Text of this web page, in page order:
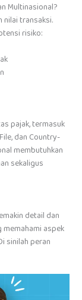
Multinasional?
nilai transaksi.
risiko:
pajak, termasuk
dan Country-
membutuhkan
sekaligus
detail dan
aspek
sinilah peran